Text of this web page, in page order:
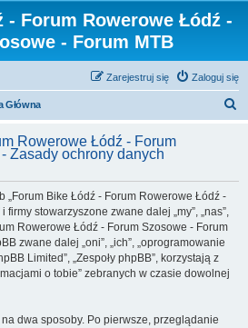
- Forum Rowerowe Łódź -
- Forum MTB
Zaloguj się
Zarejestruj się
Główna
Rowerowe Łódź - Forum
Zasady ochrony danych
„Forum Bike Łódź - Forum Rowerowe Łódź -
firmy stowarzyszone zwane dalej „my”, „nas”,
Rowerowe Łódź - Forum Szosowe - Forum
zwane dalej „oni”, „ich”, „oprogramowanie
Limited”, „Zespoły phpBB”, korzystają z
o tobie” zebranych w czasie dowolnej
dwa sposoby. Po pierwsze, przeglądanie